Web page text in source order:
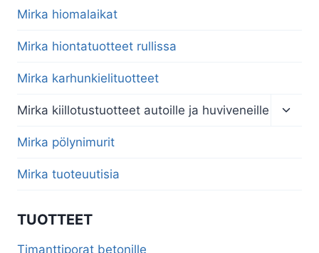
Mirka hiomalaikat
Mirka hiontatuotteet rullissa
Mirka karhunkielituotteet
Mirka kiillotustuotteet autoille ja huviveneille
Mirka pölynimurit
Mirka tuoteuutisia
TUOTTEET
Timanttiporat betonille